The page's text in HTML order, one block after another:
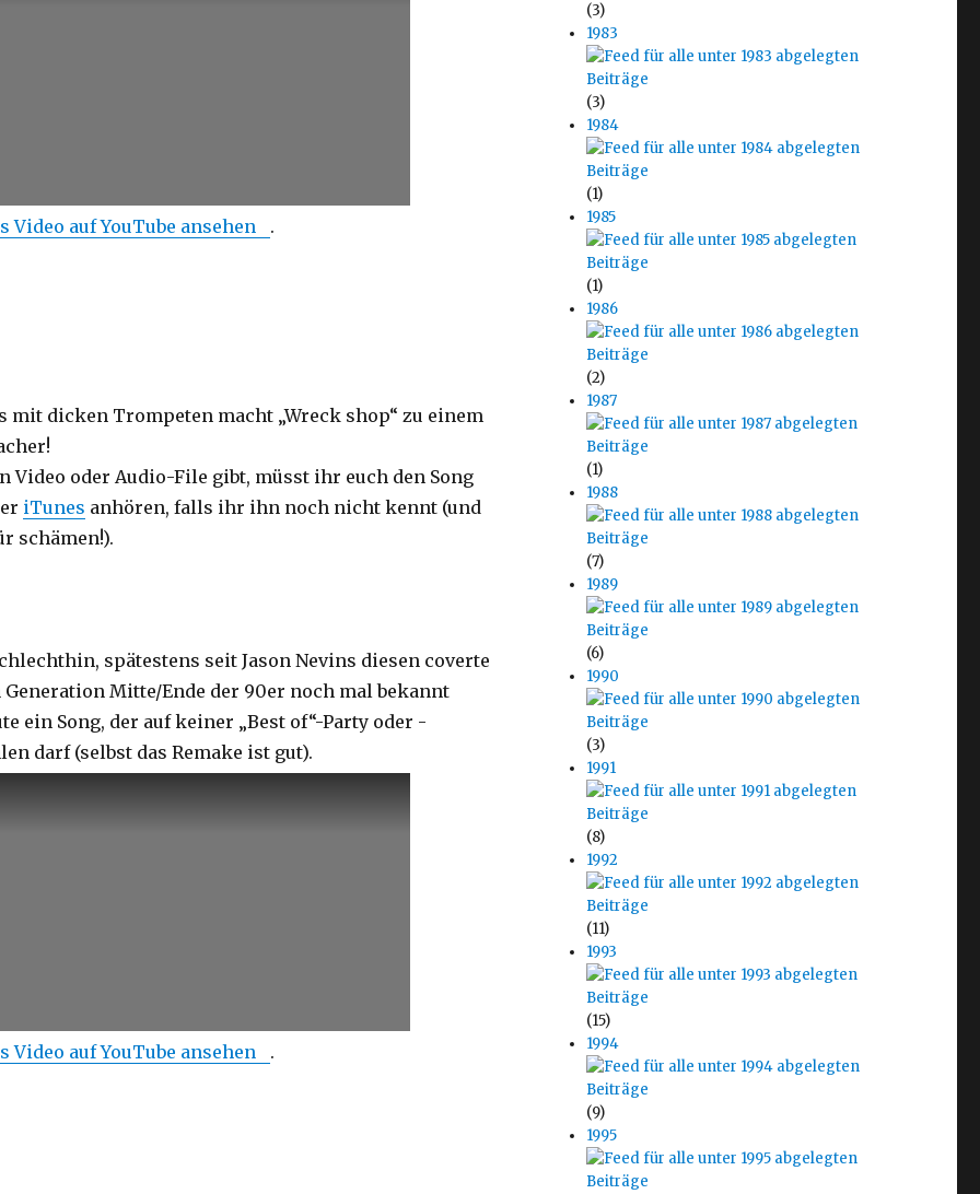
Video auf YouTube ansehen .
mit dicken Trompeten macht „Wreck shop“ zu einem
Video oder Audio-File gibt, müsst ihr euch den Song
iTunes anhören, falls ihr ihn noch nicht kennt (und
schämen!).
spätestens seit Jason Nevins diesen coverte
Mitte/Ende der 90er noch mal bekannt
ein Song, der auf keiner „Best of“-Party oder -
darf (selbst das Remake ist gut).
Video auf YouTube ansehen .
(3)
1983
(3)
1984
(1)
1985
(1)
1986
(2)
1987
(1)
1988
(7)
1989
(6)
1990
(3)
1991
(8)
1992
(11)
1993
(15)
1994
(9)
1995